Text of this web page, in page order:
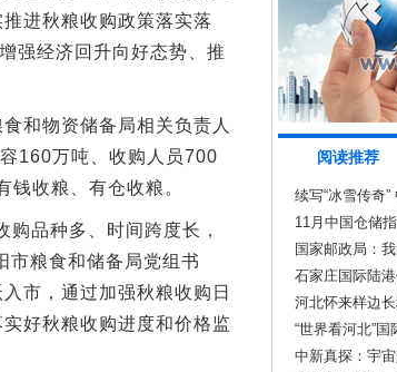
进秋粮收购政策落实落
强经济回升向好态势、推
和物资储备局相关负责人
160万吨、收购人员700
收粮、有仓收粮。
品种多、时间跨度长，
市粮食和储备局党组书
市，通过加强秋粮收购日
好秋粮收购进度和价格监
阅读推荐
续写“冰雪传奇
11月中国仓储
国家邮政局：
石家庄国际陆
河北怀来样边
“世界看河北”
中新真探：宇